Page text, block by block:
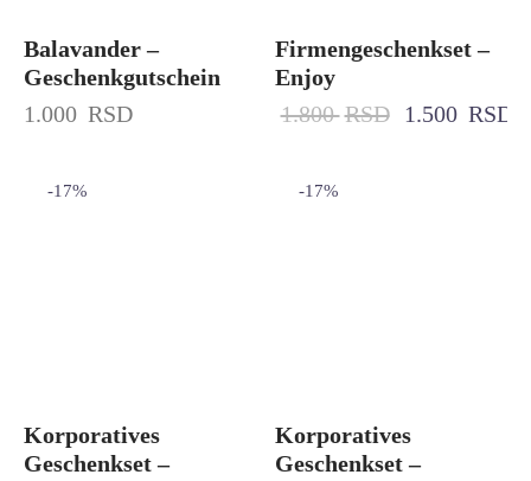
Balavander –
Geschenkgutschein
1.000 RSD
Firmengeschenkset –
Enjoy
1.800RSD 1.500 RSD
-17%
Korporatives
Geschenkset –
-17%
Korporatives
Geschenkset –